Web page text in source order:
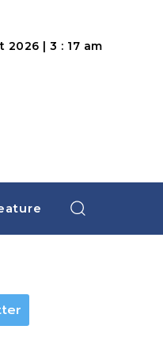
2026 | 3 : 17 am